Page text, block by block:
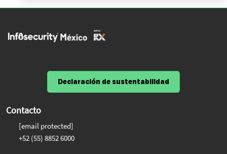
Declaración de sustentabilidad
Contacto
[email protected]
+52 (55) 8852 6000